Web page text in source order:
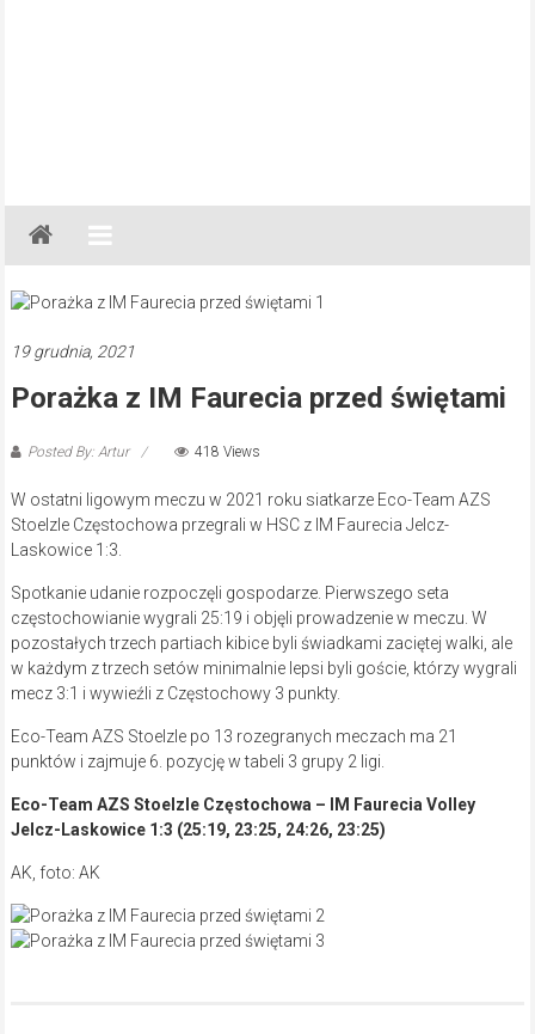
Gazeta
Regionalna
Częstochowa,
Lubliniec,
19 grudnia, 2021
Porażka z IM Faurecia przed świętami
Posted By: Artur 418 Views
W ostatni ligowym meczu w 2021 roku siatkarze Eco-Team AZS
Stoelzle Częstochowa przegrali w HSC z IM Faurecia Jelcz-
Laskowice 1:3.
Spotkanie udanie rozpoczęli gospodarze. Pierwszego seta
częstochowianie wygrali 25:19 i objęli prowadzenie w meczu. W
pozostałych trzech partiach kibice byli świadkami zaciętej walki, ale
w każdym z trzech setów minimalnie lepsi byli goście, którzy wygrali
mecz 3:1 i wywieźli z Częstochowy 3 punkty.
Eco-Team AZS Stoelzle po 13 rozegranych meczach ma 21
punktów i zajmuje 6. pozycję w tabeli 3 grupy 2 ligi.
Eco-Team AZS Stoelzle Częstochowa – IM Faurecia Volley
Jelcz-Laskowice 1:3 (25:19, 23:25, 24:26, 23:25)
AK, foto: AK